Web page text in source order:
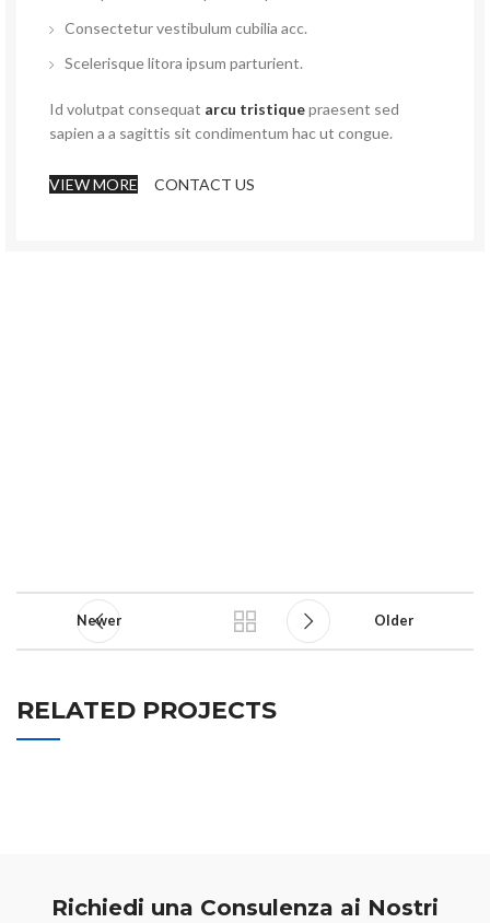
Consectetur vestibulum cubilia acc.
Scelerisque litora ipsum parturient.
Id volutpat consequat arcu tristiquepraesent sed
sapien a a sagittis sit condimentum hac ut congue.
VIEW MORE CONTACT US
Newer Older
RELATED PROJECTS
Richiedi una Consulenza ai Nostri